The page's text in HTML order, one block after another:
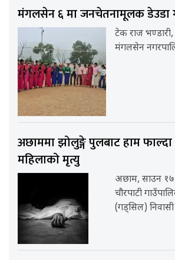
मंगलसेन ६ मा जनचेतनामूलक डेउडा
टेक राज
मंगलसेन
अछाममा झोलुङ्गे पुलबाट हाम फाल्दा
महिलाको मृत्यु
अछाम, साउन
चौरपाटी
(गड्सिल)